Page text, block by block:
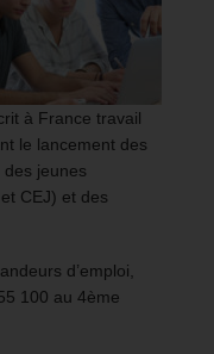
à France travail
le lancement des
des jeunes
CEJ) et des
d’emploi,
100 au 4ème